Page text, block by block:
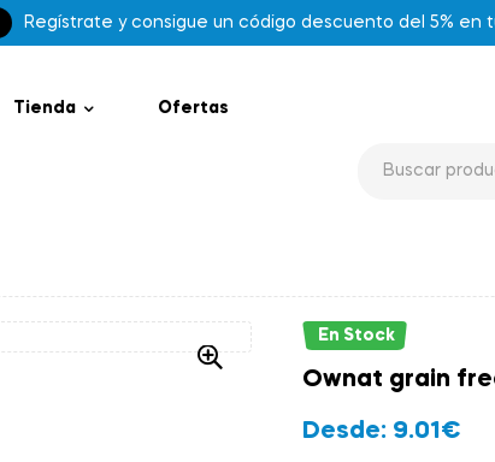
Regístrate y consigue un código descuento del 5% en
Tienda Ofertas
En Stock
Ownat grain
Desde: 9.01€